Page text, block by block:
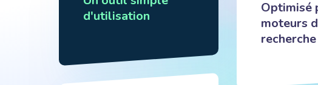
d'utilisation
Optimisé
moteurs
recherche